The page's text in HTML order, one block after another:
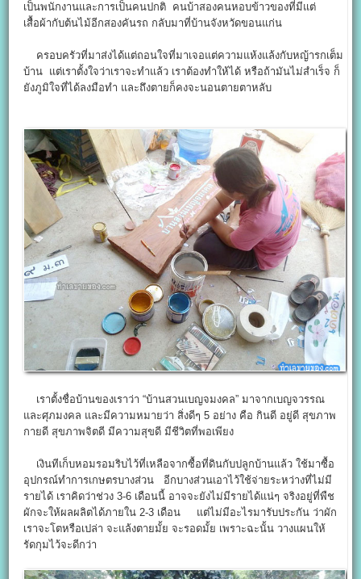
เป็นพนักงานและการเป็นคนปกติ คนบ้าสองคนหอบข้าวของที่มีแต่
เสื้อผ้ากับต้นไม้อีกสองคันรถ กลับมาที่บ้านจังหวัดขอนแก่น
ครอบครัวที่มาส่งได้แต่ถอนใจที่มาเจอแต่ความแห้งแล้งกับหญ้ารกเต็ม
บ้าน แต่เราตั้งใจว่าเราจะทำแล้ว เราต้องทำให้ได้ หรือถ้ามันไม่สำเร็จ ก็
ยังภูมิใจที่ได้ลงมือทำ และถึงตายก็คงจะนอนตายตาหลับ
เราตั้งชื่อบ้านของเราว่า “บ้านสวนเบญจมงคล” มาจากเบญจวรรณ
และศุภมงคล และมีความหมายว่า สิ่งดีๆ 5 อย่าง คือ กินดี อยู่ดี สุขภาพ
กายดี สุขภาพจิตดี มีความสุขดี มีชีวิตที่พอเพียง
เงินทีเก็บหอมรอมริบไว้ที่เหลือจากซื้อที่ดินกับปลูกบ้านแล้ว ใช้มาซื้อ
อุปกรณ์ทำการเกษตรบางส่วน อีกบางส่วนเอาไว้ใช้จ่ายระหว่างที่ไม่มี
รายได้ เราคิดว่าช่วง 3-6 เดือนนี้ อาจจะยังไม่มีรายได้แน่ๆ จริงอยู่ที่พืช
ผักจะให้ผลผลิตได้ภายใน 2-3 เดือน แต่ไม่มีอะไรมารับประกัน ว่าผัก
เราจะโตหรือเปล่า จะแล้งตายมั้ย จะรอดมั้ย เพราะฉะนั้น วางแผนให้
รัดกุมไว้จะดีกว่า